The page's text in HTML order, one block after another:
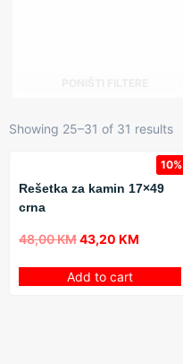
Showing 25–31 of 31 results
10%
Rešetka za kamin 17×49
crna
48,00KM43,20 KM
Add to cart